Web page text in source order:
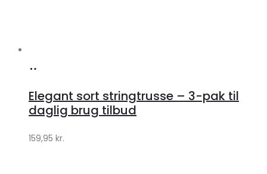
Klædeskabet.dk
Elegant sort stringtrusse – 3-pak til
daglig brug tilbud
159,95 kr.